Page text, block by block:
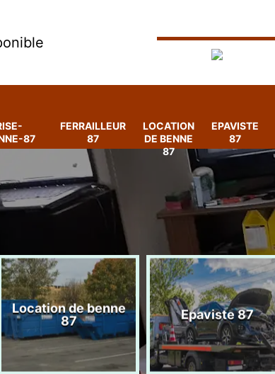
87
FERRAILLEUR
87
LOCATION
DE BENNE
87
EPAVISTE
87
Location de benne
87
Epaviste 87